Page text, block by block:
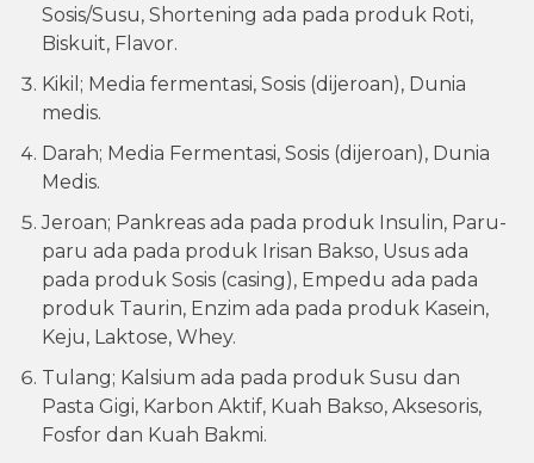
Sosis/Susu, Shortening ada pada produk Roti,
Biskuit, Flavor.
Kikil; Media fermentasi, Sosis (dijeroan), Dunia
medis.
Darah; Media Fermentasi, Sosis (dijeroan), Dunia
Medis.
Jeroan; Pankreas ada pada produk Insulin, Paru-
paru ada pada produk Irisan Bakso, Usus ada
pada produk Sosis (casing), Empedu ada pada
produk Taurin, Enzim ada pada produk Kasein,
Keju, Laktose, Whey.
Tulang; Kalsium ada pada produk Susu dan
Pasta Gigi, Karbon Aktif, Kuah Bakso, Aksesoris,
Fosfor dan Kuah Bakmi.